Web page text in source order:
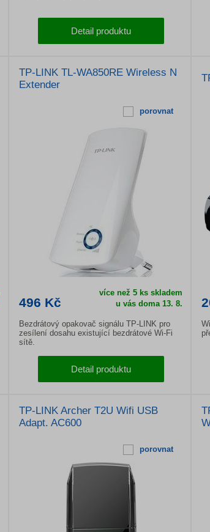
Detail produktu
TP-LINK TL-WA850RE Wireless N
Extender
porovnat
496 Kč
více než 5 ks skladem
u vás doma 13. 8.
Bezdrátový opakovač signálu TP-LINK pro
zesílení dosahu existující bezdrátové Wi-Fi
sítě.
Detail produktu
TP-LINK Archer T2U Wifi USB
Adapt. AC600
porovnat